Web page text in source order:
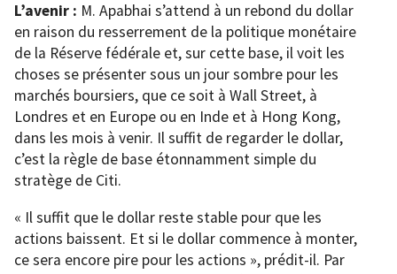
L’avenir : M. Apabhai s’attend à un rebond du dollar
en raison du resserrement de la politique monétaire
de la Réserve fédérale et, sur cette base, il voit les
choses se présenter sous un jour sombre pour les
marchés boursiers, que ce soit à Wall Street, à
Londres et en Europe ou en Inde et à Hong Kong,
dans les mois à venir. Il suffit de regarder le dollar,
c’est la règle de base étonnamment simple du
stratège de Citi.
« Il suffit que le dollar reste stable pour que les
actions baissent. Et si le dollar commence à monter,
ce sera encore pire pour les actions », prédit-il. Par